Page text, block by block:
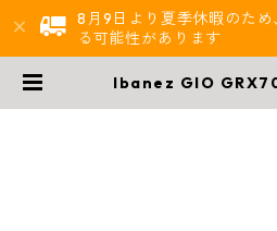
8月9日より夏季休暇のため
る可能性があります
Ibanez GIO